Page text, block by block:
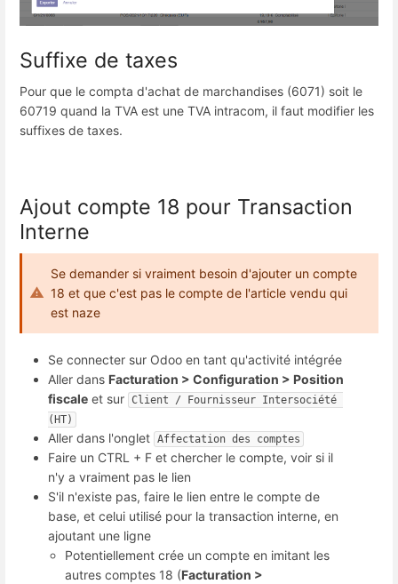
Suffixe de taxes
Pour que le compta d'achat de marchandises (6071) soit le
60719 quand la TVA est une TVA intracom, il faut modifier les
suffixes de taxes.
Ajout compte 18 pour Transaction
Interne
Se demander si vraiment besoin d'ajouter un compte
18 et que c'est pas le compte de l'article vendu qui
est naze
Se connecter sur Odoo en tant qu'activité intégrée
Aller dans Facturation > Configuration > Position
fiscale et sur Client / Fournisseur Intersociété
(HT)
Aller dans l'onglet Affectation des comptes
Faire un CTRL + F et chercher le compte, voir si il
n'y a vraiment pas le lien
S'il n'existe pas, faire le lien entre le compte de
base, et celui utilisé pour la transaction interne, en
ajoutant une ligne
Potentiellement crée un compte en imitant les
autres comptes 18 (Facturation >